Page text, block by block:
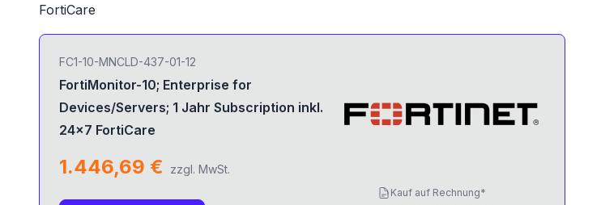
FortiCare
FC1-10-MNCLD-437-01-12
FortiMonitor-10; Enterprise for
Devices/Servers; 1 Jahr Subscription inkl.
24x7 FortiCare
1.446,69 € zzgl. MwSt.
Kauf auf Rechnung*